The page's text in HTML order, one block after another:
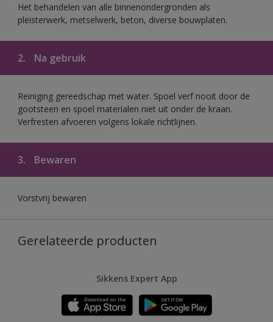
Het behandelen van alle binnenondergronden als
pleisterwerk, metselwerk, beton, diverse bouwplaten.
2. Na gebruik
Reiniging gereedschap met water. Spoel verf nooit door de
gootsteen en spoel materialen niet uit onder de kraan.
Verfresten afvoeren volgens lokale richtlijnen.
3. Bewaren
Vorstvrij bewaren
Gerelateerde producten
Sikkens Expert App